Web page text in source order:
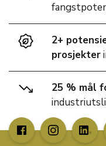
2+
prosjekter
25 % mål